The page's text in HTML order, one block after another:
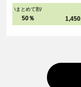
\まとめて割/
50％ 1,450